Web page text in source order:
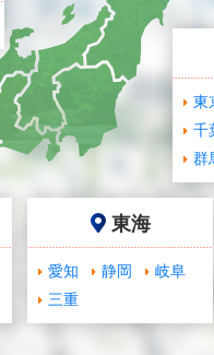
東
千
群
東海
愛知 静岡
岐阜
三重